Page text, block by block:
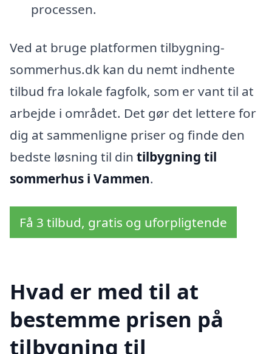
processen.
Ved at bruge platformen tilbygning-
sommerhus.dk kan du nemt indhente
tilbud fra lokale fagfolk, som er vant til at
arbejde i området. Det gør det lettere for
dig at sammenligne priser og finde den
bedste løsning til din tilbygning til
sommerhus i Vammen.
Få 3 tilbud, gratis og uforpligtende
Hvad er med til at
bestemme prisen på
tilbygning til